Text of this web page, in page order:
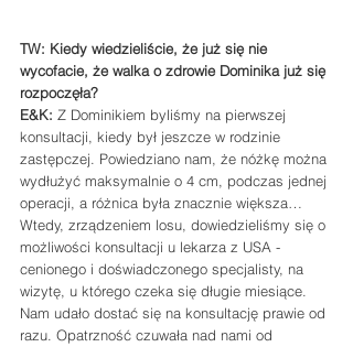
TW: Kiedy wiedzieliście, że już się nie
wycofacie, że walka o zdrowie Dominika już się
rozpoczęła?
E&K: Z Dominikiem byliśmy na pierwszej
konsultacji, kiedy był jeszcze w rodzinie
zastępczej. Powiedziano nam, że nóżkę można
wydłużyć maksymalnie o 4 cm, podczas jednej
operacji, a różnica była znacznie większa…
Wtedy, zrządzeniem losu, dowiedzieliśmy się o
możliwości konsultacji u lekarza z USA -
cenionego i doświadczonego specjalisty, na
wizytę, u którego czeka się długie miesiące.
Nam udało dostać się na konsultację prawie od
razu. Opatrzność czuwała nad nami od